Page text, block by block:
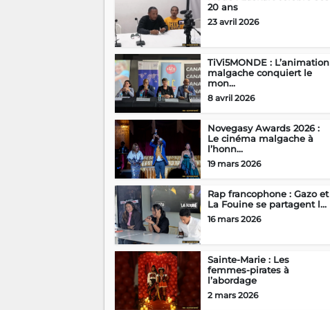
20 ans
23 avril 2026
TiVi5MONDE : L’animation
malgache conquiert le
mon...
8 avril 2026
Novegasy Awards 2026 :
Le cinéma malgache à
l’honn...
19 mars 2026
Rap francophone : Gazo et
La Fouine se partagent l...
16 mars 2026
Sainte-Marie : Les
femmes-pirates à
l’abordage
2 mars 2026